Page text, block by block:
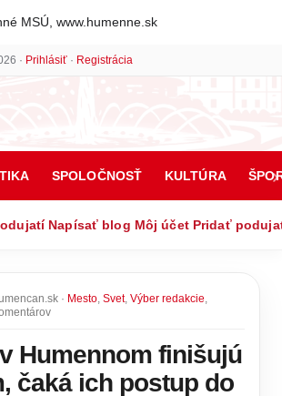
MSÚ, www.humenne.sk
· Prihlásiť· Registrácia
SPOLOČNOSŤ KULTÚRA
Napísať blog Môj účet Pridať
· Mesto, Svet, Výber redakcie,
Humennom finišujú
čaká ich postup do